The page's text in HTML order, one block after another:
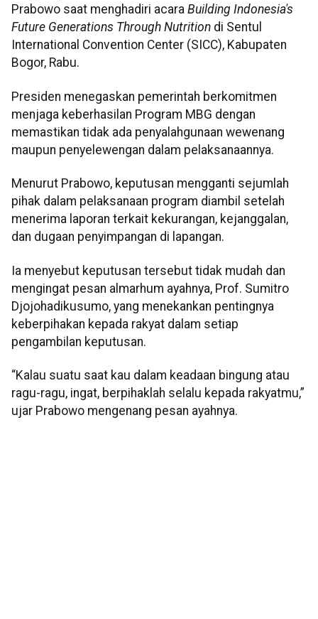
Prabowo saat menghadiri acara Building Indonesia's
Future Generations Through Nutrition di Sentul
International Convention Center (SICC), Kabupaten
Bogor, Rabu.
Presiden menegaskan pemerintah berkomitmen
menjaga keberhasilan Program MBG dengan
memastikan tidak ada penyalahgunaan wewenang
maupun penyelewengan dalam pelaksanaannya.
Menurut Prabowo, keputusan mengganti sejumlah
pihak dalam pelaksanaan program diambil setelah
menerima laporan terkait kekurangan, kejanggalan,
dan dugaan penyimpangan di lapangan.
Ia menyebut keputusan tersebut tidak mudah dan
mengingat pesan almarhum ayahnya, Prof. Sumitro
Djojohadikusumo, yang menekankan pentingnya
keberpihakan kepada rakyat dalam setiap
pengambilan keputusan.
“Kalau suatu saat kau dalam keadaan bingung atau
ragu-ragu, ingat, berpihaklah selalu kepada rakyatmu,”
ujar Prabowo mengenang pesan ayahnya.